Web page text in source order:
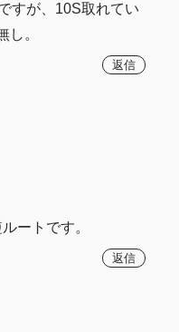
すが、10S取れてい
し。
返信
ートです。
返信